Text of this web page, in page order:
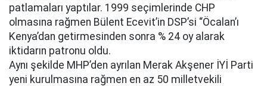
patlamaları yaptılar. 1999 seçimlerinde CHP
olmasına rağmen Bülent Ecevit’in DSP’si “Öcalan’ı
Kenya’dan getirmesinden sonra % 24 oy alarak
iktidarın patronu oldu.
Aynı şekilde MHP’den ayrılan Merak Akşener İYİ Parti
yeni kurulmasına rağmen en az 50 milletvekili